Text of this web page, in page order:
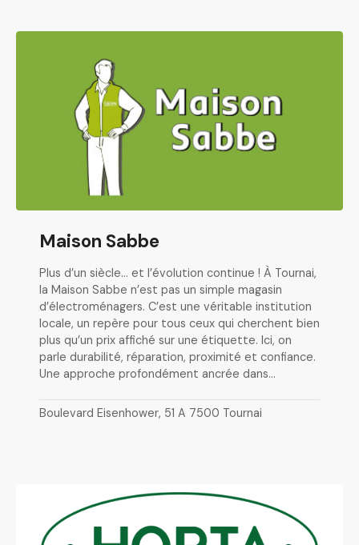
Maison Sabbe
Plus d’un siècle… et l’évolution continue ! À Tournai,
la Maison Sabbe n’est pas un simple magasin
d’électroménagers. C’est une véritable institution
locale, un repère pour tous ceux qui cherchent bien
plus qu’un prix affiché sur une étiquette. Ici, on
parle durabilité, réparation, proximité et confiance.
Une approche profondément ancrée dans…
Boulevard Eisenhower, 51 A 7500 Tournai